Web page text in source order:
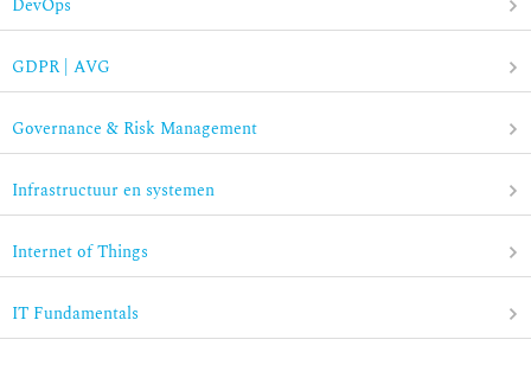
DevOps
GDPR | AVG
Governance & Risk Management
Infrastructuur en systemen
Internet of Things
IT Fundamentals